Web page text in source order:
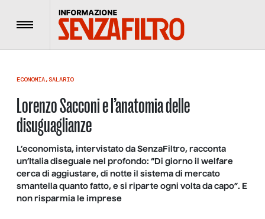
Menu
ECONOMIA, SALARIO
Lorenzo Sacconi e l’anatomia delle
disuguaglianze
L’economista, intervistato da SenzaFiltro, racconta
un’Italia diseguale nel profondo: “Di giorno il welfare
cerca di aggiustare, di notte il sistema di mercato
smantella quanto fatto, e si riparte ogni volta da capo”. E
non risparmia le imprese